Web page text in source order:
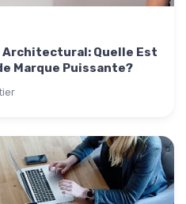
Quelle Est
Marque Puissante?